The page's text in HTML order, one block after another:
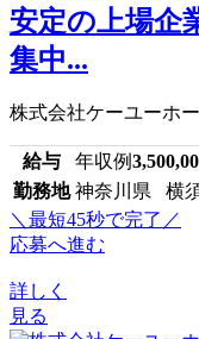
安定の上場企
集中...
株式会社ケーユーホ
給与 年収例
勤務地 神奈川県 横
＼最短45秒で完了／
応募へ進む
詳しく
見る